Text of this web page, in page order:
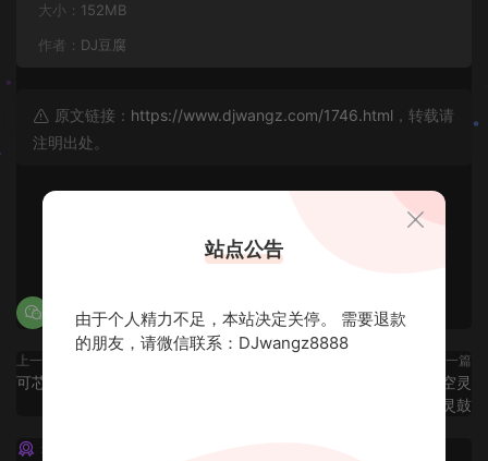
大小： 152MB
作者： DJ豆腐
原文链接： https://www.djwangz.com/1746.html ，转载请
注明出处。
0 0
上一篇
可芯专属英文FK
下一篇
【致青春系列QQ飞车第二季空灵
鼓】-空灵鼓
猜你喜欢
站点公告
由于个人精力不足，本站决定关停。 需要退款
的朋友，请微信联系：DJwangz8888